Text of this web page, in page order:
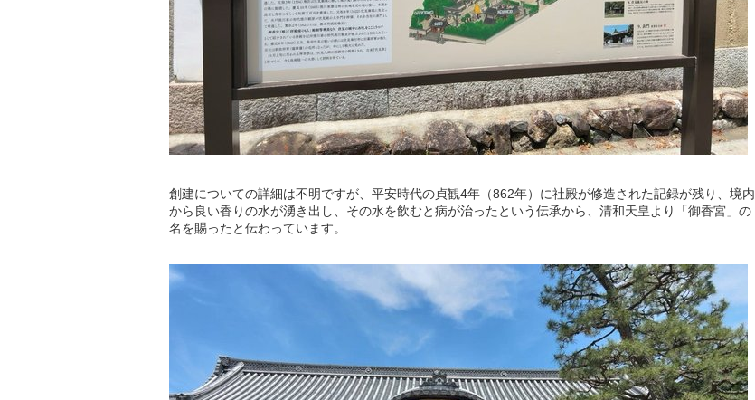
創建についての詳細は不明ですが、平安時代の貞観4年（862年）に社殿が修造された記録が残り、境内
から良い香りの水が湧き出し、その水を飲むと病が治ったという伝承から、清和天皇より「御香宮」の
名を賜ったと伝わっています。